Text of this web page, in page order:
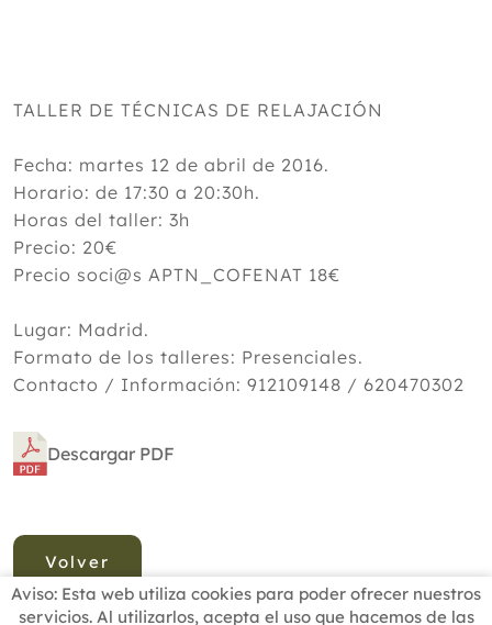
TALLER DE TÉCNICAS DE RELAJACIÓN
Fecha: martes 12 de abril de 2016.
Horario: de 17:30 a 20:30h.
Horas del taller: 3h
Precio: 20€
Precio soci@s APTN_COFENAT 18€
Lugar: Madrid.
Formato de los talleres: Presenciales.
Contacto / Información: 912109148 / 620470302
Descargar PDF
Volver
Aviso: Esta web utiliza cookies para poder ofrecer nuestros
servicios. Al utilizarlos, acepta el uso que hacemos de las